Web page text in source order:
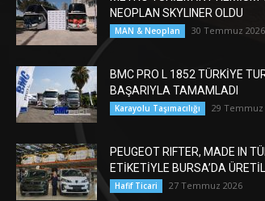
NEOPLAN SKYLINER OLDU
MAN & Neoplan 30 Temmuz 2026
BMC PRO L 1852 TÜRKİYE
BAŞARIYLA TAMAMLADI
Karayolu Taşımacılığı 29 Temmuz
PEUGEOT RIFTER, MADE IN
ETİKETİYLE BURSA’DA
Hafif Ticari 27 Temmuz 2026